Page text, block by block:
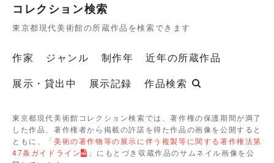
コレクション検索
東京都現代美術館の所蔵作品を検索できます
作家 ジャンル 制作年
近年の所蔵作品
展示・貸出中
展示記録 作品検索
東京都現代美術館コレクション検索では、著作権の保護期間が満了
した作品、著作権者から掲載の許諾を得た作品の画像を公開すると
ともに、「美術の著作物等の展示に伴う複製等に関する著作権法第
47条ガイドライン
」にもとづき収蔵作品のサムネイル画像を公